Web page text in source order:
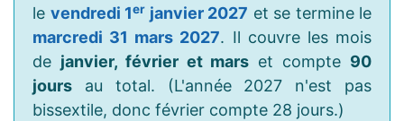
le vendredi 1er janvier 2027 et se termine le
marcredi 31 mars 2027. Il couvre les mois
de janvier, février et mars et compte 90
jours au total. (L'année 2027 n'est pas
bissextile, donc février compte 28 jours.)